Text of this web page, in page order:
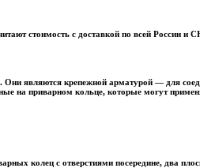
стоимость с доставкой по всей
являются крепежной арматурой — для
на приварном кольце, которые могут
колец с отверстиями посередине, два